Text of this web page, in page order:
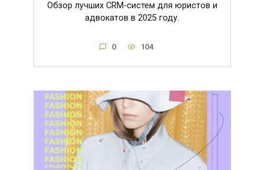
Обзор лучших CRM-систем для юристов и
адвокатов в 2025 году.
0 104